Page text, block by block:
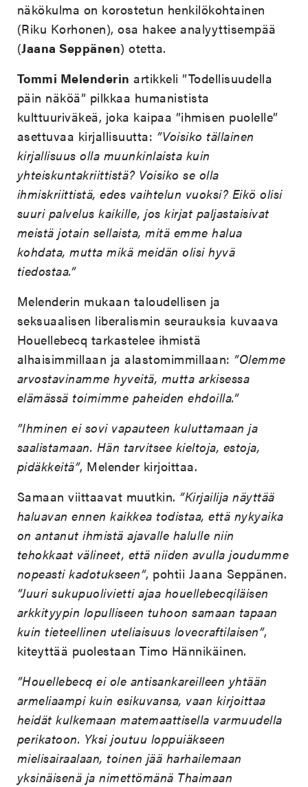
näkökulma on korostetun henkilökohtainen
(Riku Korhonen), osa hakee analyyttisempää
(Jaana Seppänen) otetta.
Tommi Melenderin artikkeli ”Todellisuudella
päin näköä” pilkkaa humanistista
kulttuuriväkeä, joka kaipaa ”ihmisen puolelle”
asettuvaa kirjallisuutta: ”Voisiko tällainen
kirjallisuus olla muunkinlaista kuin
yhteiskuntakriittistä? Voisiko se olla
ihmiskriittistä, edes vaihtelun vuoksi? Eikö olisi
suuri palvelus kaikille, jos kirjat paljastaisivat
meistä jotain sellaista, mitä emme halua
kohdata, mutta mikä meidän olisi hyvä
tiedostaa.”
Melenderin mukaan taloudellisen ja
seksuaalisen liberalismin seurauksia kuvaava
Houellebecq tarkastelee ihmistä
alhaisimmillaan ja alastomimmillaan: ”Olemme
arvostavinamme hyveitä, mutta arkisessa
elämässä toimimme paheiden ehdoilla.”
”Ihminen ei sovi vapauteen kuluttamaan ja
saalistamaan. Hän tarvitsee kieltoja, estoja,
pidäkkeitä”, Melender kirjoittaa.
Samaan viittaavat muutkin. ”Kirjailija näyttää
haluavan ennen kaikkea todistaa, että nykyaika
on antanut ihmistä ajavalle halulle niin
tehokkaat välineet, että niiden avulla joudumme
nopeasti kadotukseen”, pohtii Jaana Seppänen.
”Juuri sukupuolivietti ajaa houellebecqiläisen
arkkityypin lopulliseen tuhoon samaan tapaan
kuin tieteellinen uteliaisuus lovecraftilaisen”,
kiteyttää puolestaan Timo Hännikäinen.
”Houellebecq ei ole antisankareilleen yhtään
armeliaampi kuin esikuvansa, vaan kirjoittaa
heidät kulkemaan matemaattisella varmuudella
perikatoon. Yksi joutuu loppuiäkseen
mielisairaalaan, toinen jää harhailemaan
yksinäisenä ja nimettömänä Thaimaan